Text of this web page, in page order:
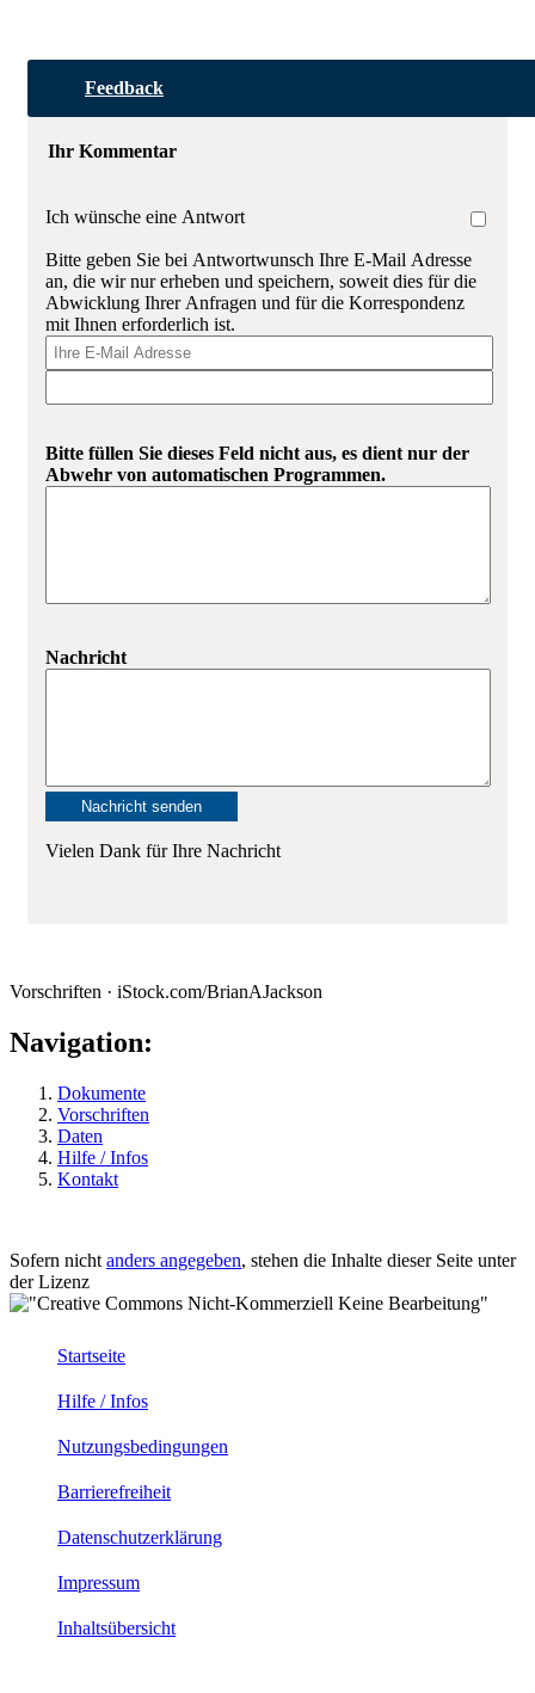
Feedback
Ihr Kommentar
Ich wünsche eine Antwort
Bitte geben Sie bei Antwortwunsch Ihre E-Mail Adresse
an, die wir nur erheben und speichern, soweit dies für die
Abwicklung Ihrer Anfragen und für die Korrespondenz
mit Ihnen erforderlich ist.
Bitte füllen Sie dieses Feld nicht aus, es dient nur der
Abwehr von automatischen Programmen.
Nachricht
Vielen Dank für Ihre Nachricht
Vorschriften · iStock.com/BrianAJackson
Navigation:
Dokumente
Vorschriften
Daten
Hilfe / Infos
Kontakt
Sofern nicht anders angegeben, stehen die Inhalte dieser Seite unter
der Lizenz
Startseite
Hilfe / Infos
Nutzungsbedingungen
Barrierefreiheit
Datenschutzerklärung
Impressum
Inhaltsübersicht